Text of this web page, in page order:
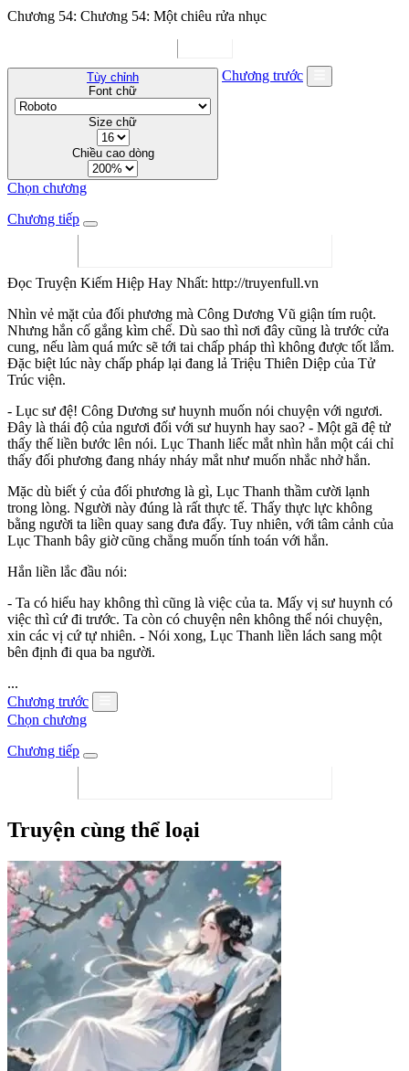
Chương 54: Chương 54: Một chiêu rửa nhục
Tùy chỉnh
Font chữ
Size chữ
Chiều cao dòng
Chương trước
Chọn chương
Chương tiếp
Đọc Truyện Kiếm Hiệp Hay Nhất: http://truyenfull.vn
Nhìn vẻ mặt của đối phương mà Công Dương Vũ giận tím ruột.
Nhưng hắn cố gắng kìm chế. Dù sao thì nơi đây cũng là trước cửa
cung, nếu làm quá mức sẽ tới tai chấp pháp thì không được tốt lắm.
Đặc biệt lúc này chấp pháp lại đang lả Triệu Thiên Diệp của Tử
Trúc viện.
- Lục sư đệ! Công Dương sư huynh muốn nói chuyện với ngươi.
Đây là thái độ của ngươi đối với sư huynh hay sao? - Một gã đệ tử
thấy thế liền bước lên nói. Lục Thanh liếc mắt nhìn hắn một cái chỉ
thấy đối phương đang nháy nháy mắt như muốn nhắc nhở hắn.
Mặc dù biết ý của đối phương là gì, Lục Thanh thầm cười lạnh
trong lòng. Người này đúng là rất thực tế. Thấy thực lực không
bằng người ta liền quay sang đưa đẩy. Tuy nhiên, với tâm cảnh của
Lục Thanh bây giờ cũng chẳng muốn tính toán với hắn.
Hắn liền lắc đầu nói:
- Ta có hiểu hay không thì cũng là việc của ta. Mấy vị sư huynh có
việc thì cứ đi trước. Ta còn có chuyện nên không thể nói chuyện,
xin các vị cứ tự nhiên. - Nói xong, Lục Thanh liền lách sang một
bên định đi qua ba người.
...
Chương trước
Chọn chương
Chương tiếp
Truyện cùng thể loại